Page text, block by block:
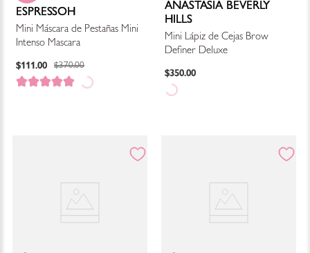
ESPRESSOH
Mini Máscara de Pestañas Mini
Intenso Mascara
$111.00 $370.00
ANASTASIA BEVERLY
HILLS
Mini Lápiz de Cejas Brow
Definer Deluxe
$350.00